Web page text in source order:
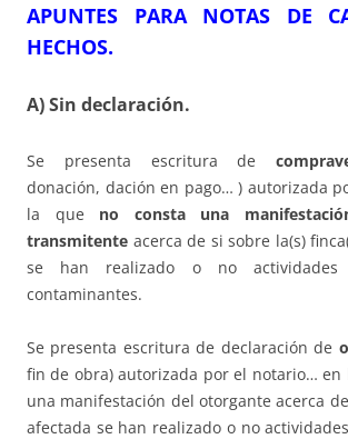
APUNTES PARA NOTAS DE
HECHOS.
A) Sin declaración.
Se presenta escritura de
donación, dación en pago… ) autorizada
la que no consta una
transmitente acerca de si sobre la(s)
se han realizado o no actividades
contaminantes.
Se presenta escritura de declaración de
fin de obra) autorizada por el notario… en
una manifestación del otorgante acerca
afectada se han realizado o no